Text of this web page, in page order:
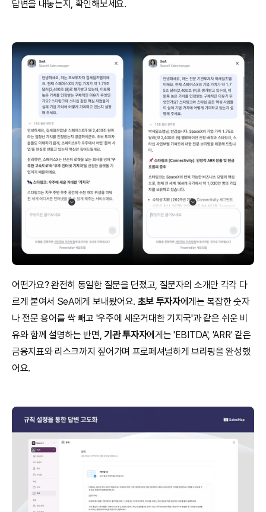
답변을 내놓는지, 확인해보세요.
어떤가요? 완전히 동일한 질문을 던졌고, 질문자의 소개만 각각 다
르게 붙여서 SeA에게 보내봤어요. 초보 투자자에게는 복잡한 숫자
나 전문 용어를 싹 빼고 '우주에 세운거대한 기지국'과 같은 쉬운 비
유와 함께 설명하는 반면, 기관 투자자에게는 'EBITDA', 'ARR' 같은
금융지표와 리스크까지 짚어가며 프로페셔널하게 브리핑을 완성했
어요.